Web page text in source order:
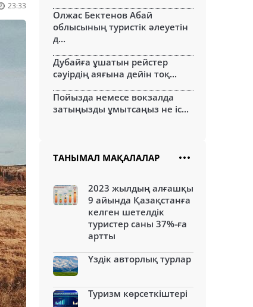
23:33
Олжас Бектенов Абай
облысының туристік әлеуетін
д...
Дубайға ұшатын рейстер
сәуірдің аяғына дейін тоқ...
Пойызда немесе вокзалда
затыңызды ұмытсаңыз не іс...
ТАНЫМАЛ МАҚАЛАЛАР
2023 жылдың алғашқы
9 айында Қазақстанға
келген шетелдік
туристер саны 37%-ға
артты
Үздік авторлық турлар
Туризм көрсеткіштері